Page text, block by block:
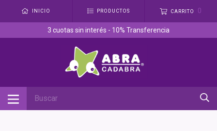
INICIO PRODUCTOS CARRITO 0
3 cuotas sin interés - 10% Transferencia